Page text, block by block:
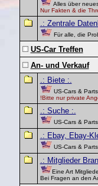
Alles über
Nur Fakten & die
.: Zentrale
Für alle, die
US-Car Treffen
An- und Verkauf
.: Biete :.
US-Cars & Parts
!Bitte nur private
.: Suche :.
US-Cars & Parts
.: Ebay, Ebay-
US-Cars &
.: Mitglieder
Eine Art
Bei Fragen an den